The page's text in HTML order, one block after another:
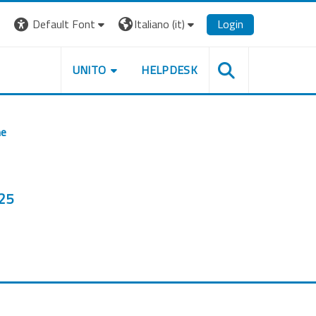
Default Font
Italiano ‎(it)‎ Login
UNITO HELPDESK